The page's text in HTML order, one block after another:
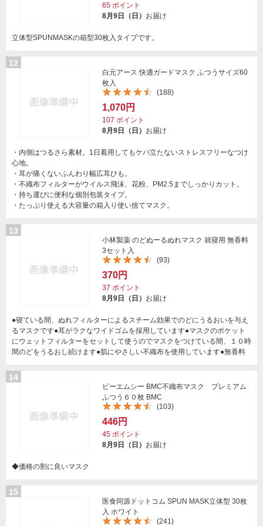
65 ポイント
8月9日（日） お届け
立体型SPUNMASKの箱型30枚入タイプです。
12
白元アース 快適ガードマスク ふつうサイズ60
枚入
(188)
1,070円
107 ポイント
8月9日（日） お届け
・内側はつるさら素材。1日着用してもケバ立たないストレスフリーなつけ
心地。
・耳が痛くないふんわり幅広耳ひも。
・不織布フィルターがウイルス飛沫、花粉、PM2.5までしっかりカット。
・持ち運びに便利な個別包装タイプ。
・たっぷり使える大容量の箱入り使い捨てマスク。
13
小林製薬 のどぬーるぬれマスク 就寝用 無香料
3セット入
(93)
370円
37 ポイント
8月9日（日） お届け
●寝ている間、ぬれフィルターによるスチーム効果でのどにうるおいを与え
るマスクです●耳がラクなワイドゴムを採用しています●マスクのポケット
にウェットフィルターをセットして使うのでマスクをつけている間、１０時
間のどをうるおし続けます●肌にやさしい不織布を使用しています●無香料
14
ビーエムシー BMC不織布マスク プレミアム
ふつう６０枚 BMC
(103)
446円
45 ポイント
8月9日（日） お届け
◆価格の割に良いマスク
15
医食同源ドットコム SPUN MASK立体型 30枚
入 ホワイト
(241)